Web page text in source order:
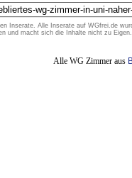
Inserate. Alle Inserate auf WGfrei.de
und macht sich die Inhalte nicht zu
Alle WG Zimmer aus